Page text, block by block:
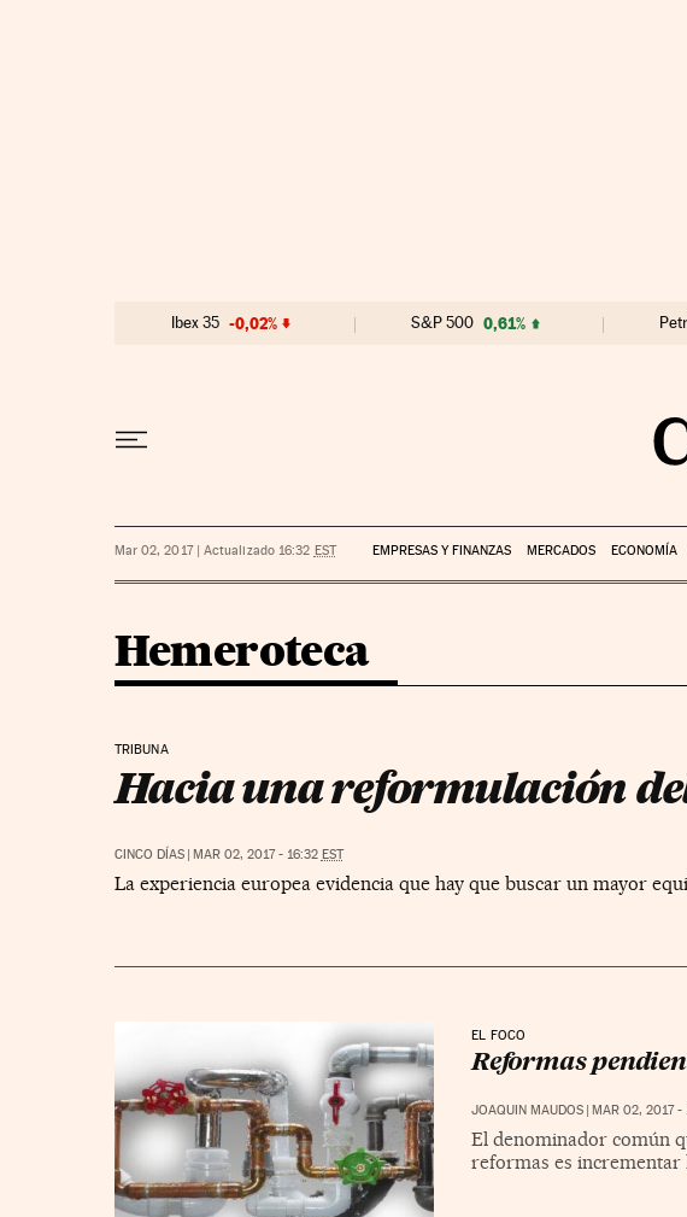
Ibex 35 -0,02% S&P 500 0,61%
Mar 02, 2017 | Actualizado 16:32 EST EMPRESAS Y FINANZAS MERCADOS ECONOMÍA
Hemeroteca
TRIBUNA
Hacia una reformulación
CINCO DÍAS | MAR 02, 2017 - 16:32 EST
La experiencia europea evidencia que hay que buscar un mayor
EL FOCO
Reformas
JOAQUIN MAUDOS MAR 02, 2017 -
El denominador común
reformas es